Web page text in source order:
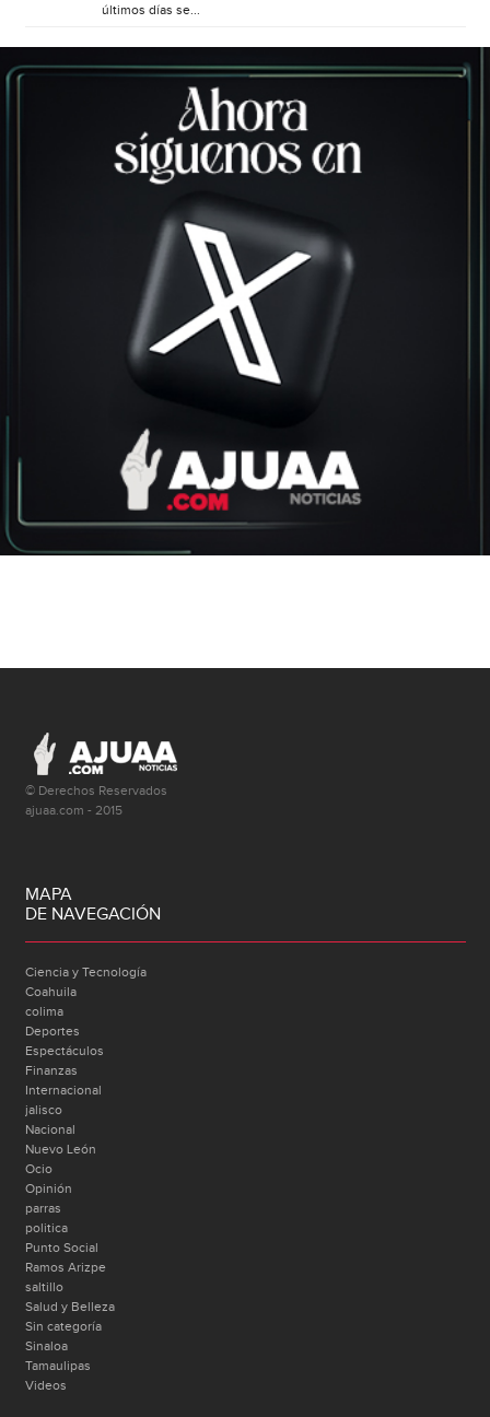
últimos días se...
© Derechos Reservados
ajuaa.com - 2015
MAPA
DE NAVEGACIÓN
Ciencia y Tecnología
Coahuila
colima
Deportes
Espectáculos
Finanzas
Internacional
jalisco
Nacional
Nuevo León
Ocio
Opinión
parras
politica
Punto Social
Ramos Arizpe
saltillo
Salud y Belleza
Sin categoría
Sinaloa
Tamaulipas
Videos